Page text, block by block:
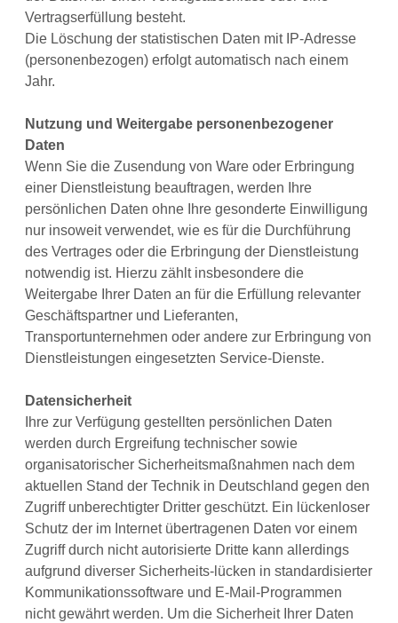
Vertragserfüllung besteht.
Die Löschung der statistischen Daten mit IP-Adresse
(personenbezogen) erfolgt automatisch nach einem
Jahr.
Nutzung und Weitergabe personenbezogener
Daten
Wenn Sie die Zusendung von Ware oder Erbringung
einer Dienstleistung beauftragen, werden Ihre
persönlichen Daten ohne Ihre gesonderte Einwilligung
nur insoweit verwendet, wie es für die Durchführung
des Vertrages oder die Erbringung der Dienstleistung
notwendig ist. Hierzu zählt insbesondere die
Weitergabe Ihrer Daten an für die Erfüllung relevanter
Geschäftspartner und Lieferanten,
Transportunternehmen oder andere zur Erbringung von
Dienstleistungen eingesetzten Service-Dienste.
Datensicherheit
Ihre zur Verfügung gestellten persönlichen Daten
werden durch Ergreifung technischer sowie
organisatorischer Sicherheitsmaßnahmen nach dem
aktuellen Stand der Technik in Deutschland gegen den
Zugriff unberechtigter Dritter geschützt. Ein lückenloser
Schutz der im Internet übertragenen Daten vor einem
Zugriff durch nicht autorisierte Dritte kann allerdings
aufgrund diverser Sicherheits-lücken in standardisierter
Kommunikationssoftware und E-Mail-Programmen
nicht gewährt werden. Um die Sicherheit Ihrer Daten